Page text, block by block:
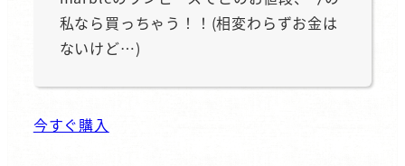
私なら買っちゃう！！(相変わらずお金は
ないけど…)
今すぐ購入